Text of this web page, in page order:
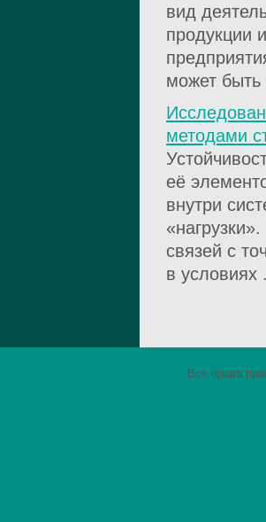
вид
продукции
может
методами
её
внутри
связей с
в условиях
Все права